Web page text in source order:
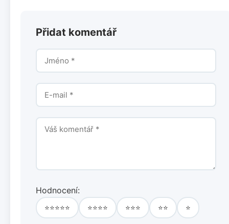
Přidat komentář
Hodnocení:
⭐⭐⭐⭐⭐ ⭐⭐⭐⭐ ⭐⭐⭐ ⭐⭐ ⭐